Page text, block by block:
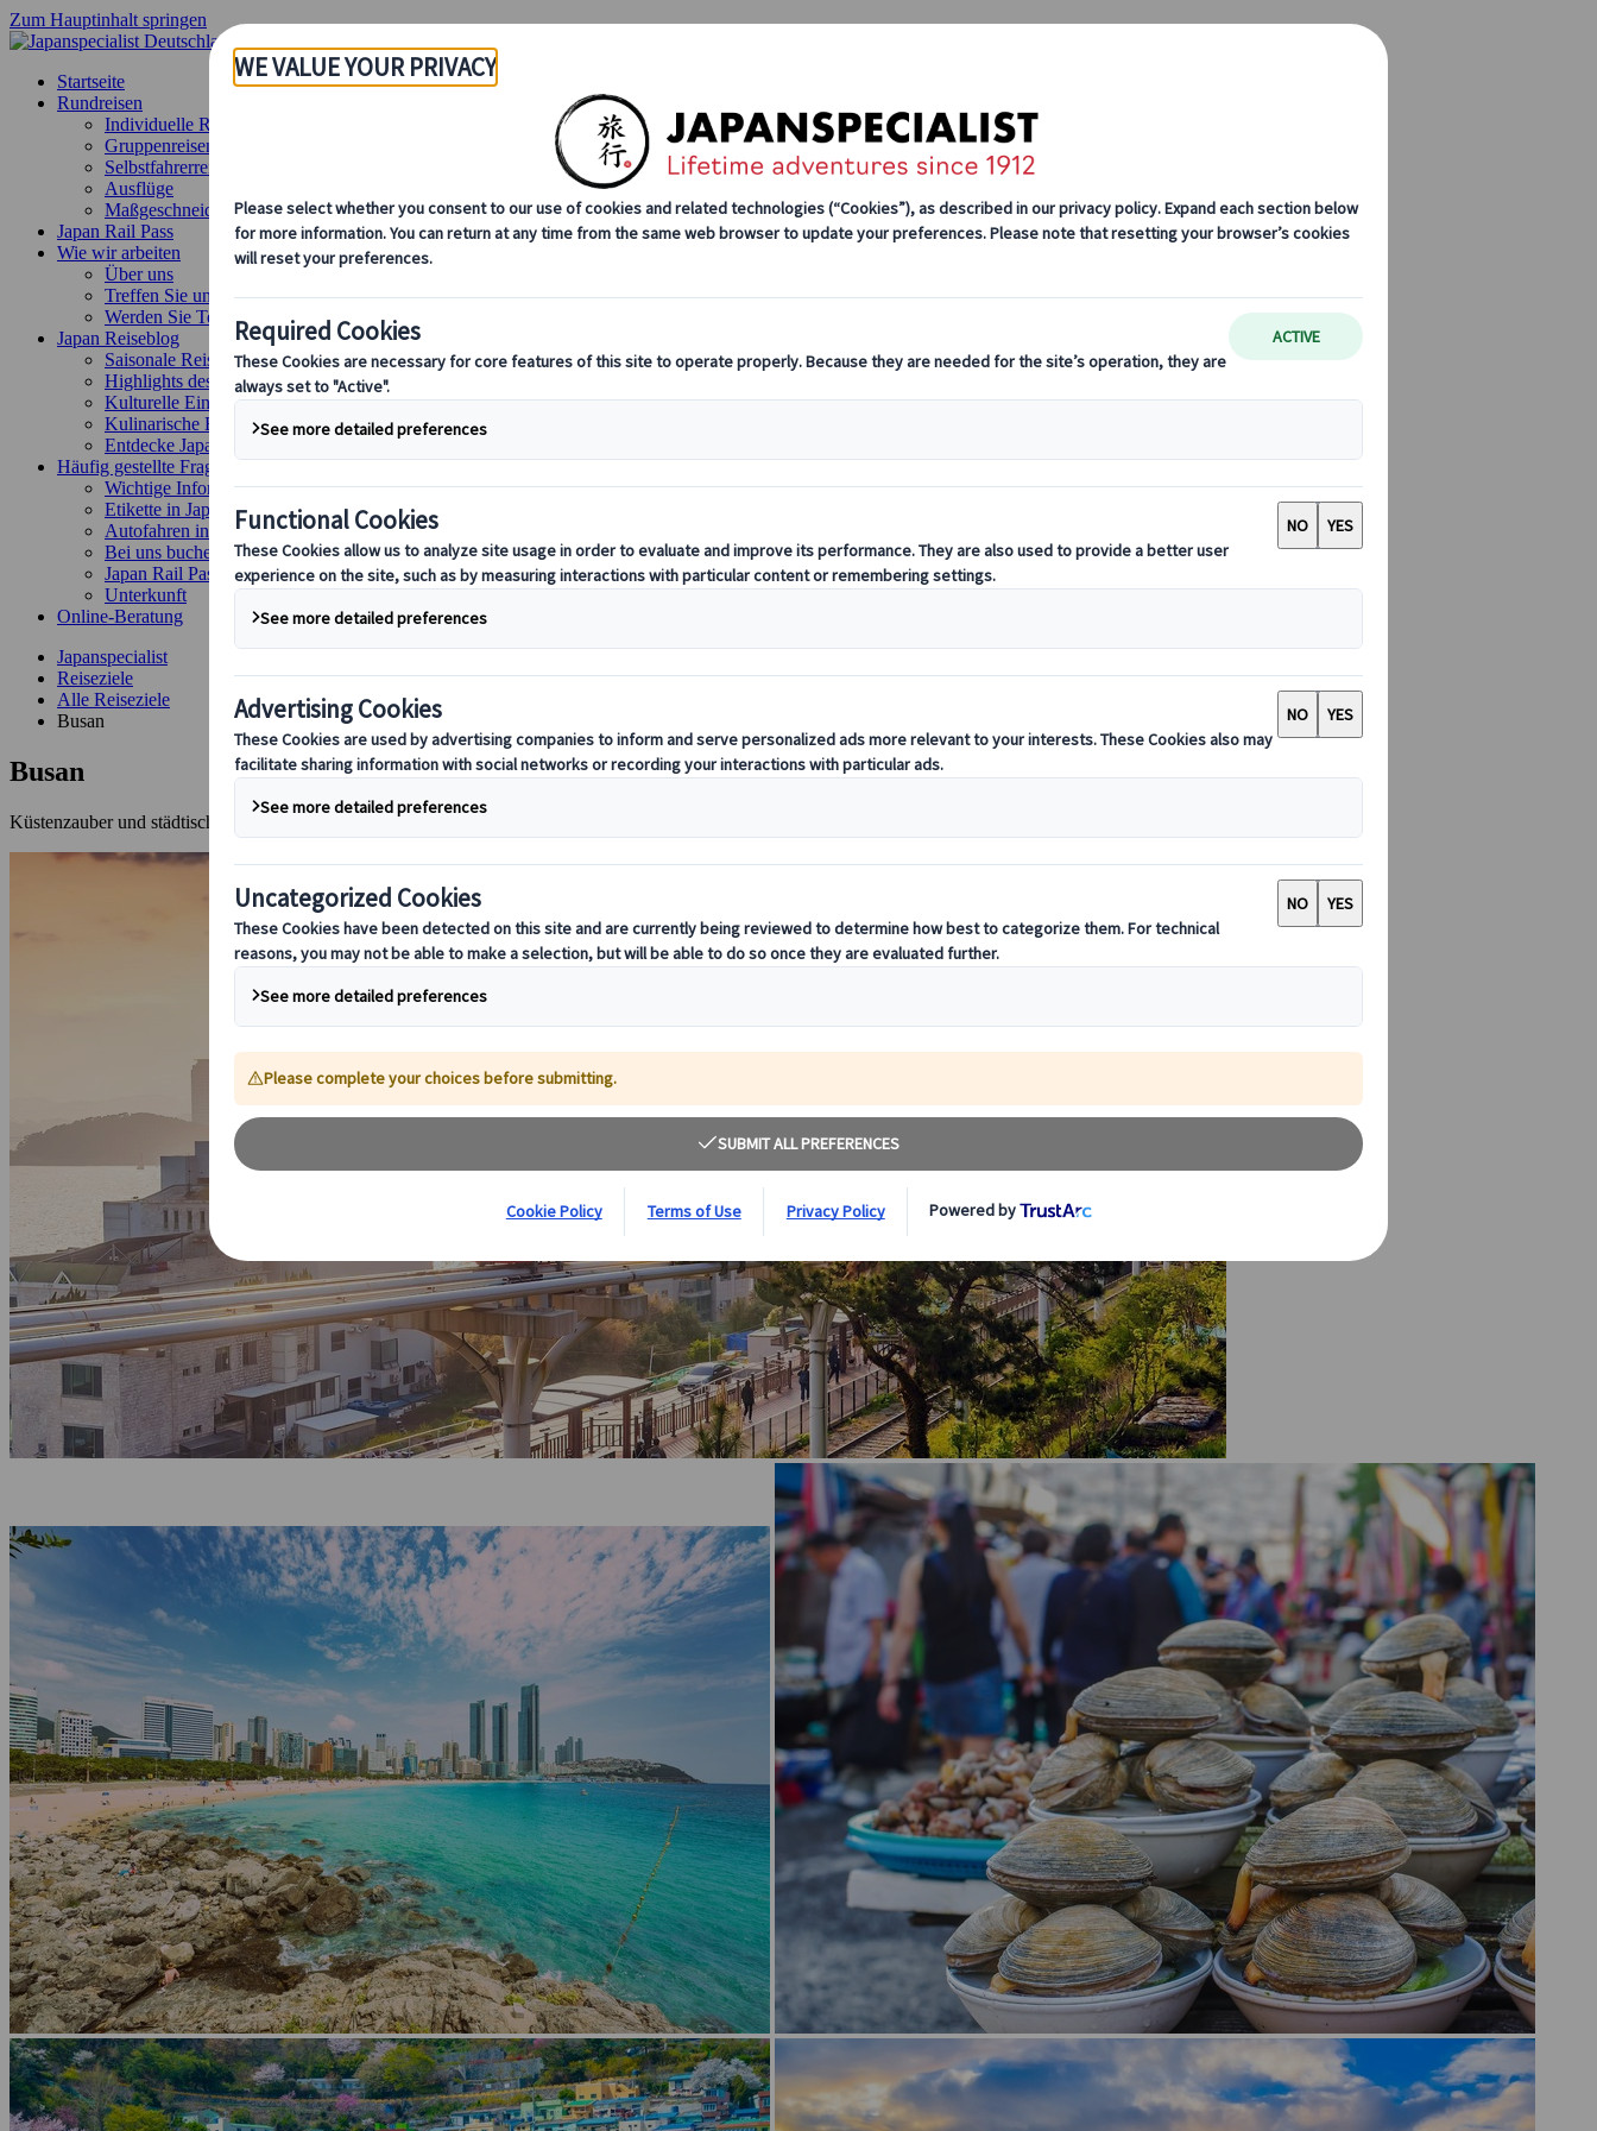
Zum Hauptinhalt springen
Startseite
Rundreisen
Individuelle Reisen
Gruppenreisen
Selbstfahrerreisen
Ausflüge
Maßgeschneiderte Gruppenreisen
Japan Rail Pass
Wie wir arbeiten
Über uns
Treffen Sie unser Team
Werden Sie Teil unseres Teams
Japan Reiseblog
Saisonale Reisetipps
Highlights des Reiseziels
Kulturelle Einblicke
Kulinarische Erlebnisse
Entdecke Japan mit dem Zug
Häufig gestellte Fragen
Wichtige Informationen
Etikette in Japan
Autofahren in Japan
Bei uns buchen
Japan Rail Pass
Unterkunft
Online-Beratung
Japanspecialist
Reiseziele
Alle Reiseziele
Busan
Busan
Küstenzauber und städtisches Abenteuer in einem.